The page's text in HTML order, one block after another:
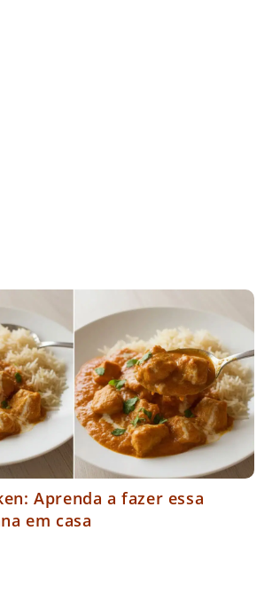
Aprenda a fazer essa
em casa